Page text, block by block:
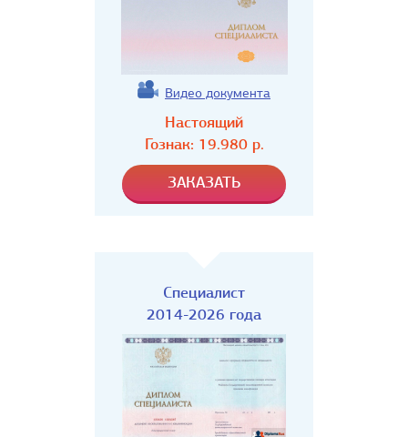
Видео документа
Настоящий
Гознак: 19.980р.
Специалист
2014-2026 года